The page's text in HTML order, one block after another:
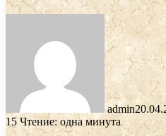
admin
15Чтение: одна минута